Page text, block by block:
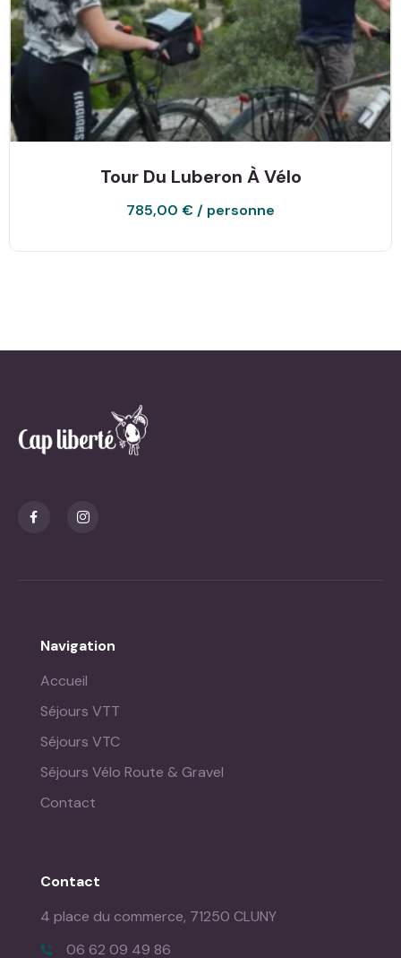
Tour Du Luberon À Vélo
785,00 €
Navigation
Accueil
Séjours VTT
Séjours VTC
Séjours Vélo Route & Gravel
Contact
Contact
4 place du commerce, 71250 CLUNY
06 62 09 49 86